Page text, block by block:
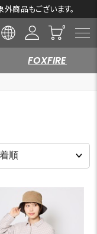
商品もございます。
FOXFIRE